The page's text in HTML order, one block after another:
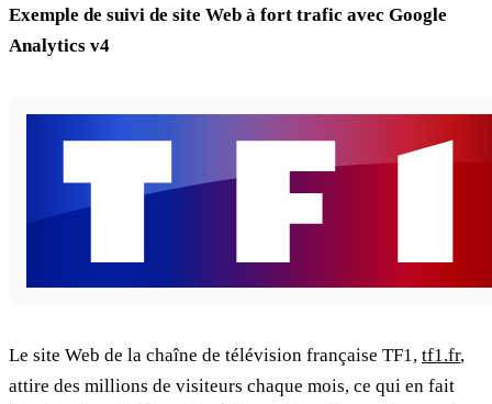
Exemple de suivi de site Web à fort trafic avec Google
Analytics v4
Le site Web de la chaîne de télévision française TF1, tf1.fr,
attire des millions de visiteurs chaque mois, ce qui en fait